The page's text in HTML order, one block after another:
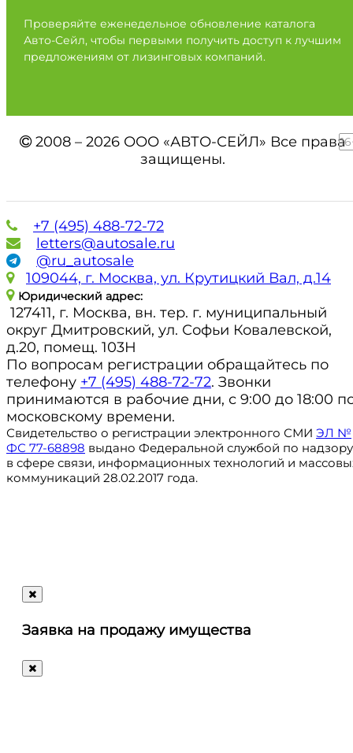
Проверяйте еженедельное обновление каталога
Авто-Сейл, чтобы первыми получить доступ к лучшим
предложениям от лизинговых компаний.
2008 – 2026 ООО «АВТО-СЕЙЛ» Все права
защищены.
+7 (495) 488-72-72
letters@autosale.ru
@ru_autosale
109044, г. Москва, ул. Крутицкий Вал, д.14
Юридический адрес:
127411, г. Москва, вн. тер. г. муниципальный
округ Дмитровский, ул. Софьи Ковалевской,
д.20, помещ. 103Н
По вопросам регистрации обращайтесь по
телефону +7 (495) 488-72-72. Звонки
принимаются в рабочие дни, с 9:00 до 18:00
московскому времени.
Свидетельство о регистрации электронного СМИ ЭЛ №
ФС 77-68898 выдано Федеральной службой по надзору
в сфере связи, информационных технологий и
коммуникаций 28.02.2017 года.
letters@autosale.ru
Ответим
Заявка на продажу имущества